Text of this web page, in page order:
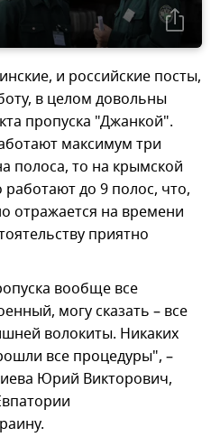
и российские посты,
в целом довольны
пропуска "Джанкой".
максимум три
полоса, то на крымской
до 9 полос, что,
отражается на времени
приятно
вообще все
могу сказать – все
волокиты. Никаких
все процедуры", –
Юрий Викторович,